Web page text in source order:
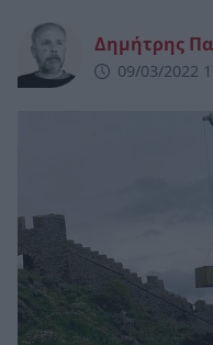
Δημήτρης
09/03/2022